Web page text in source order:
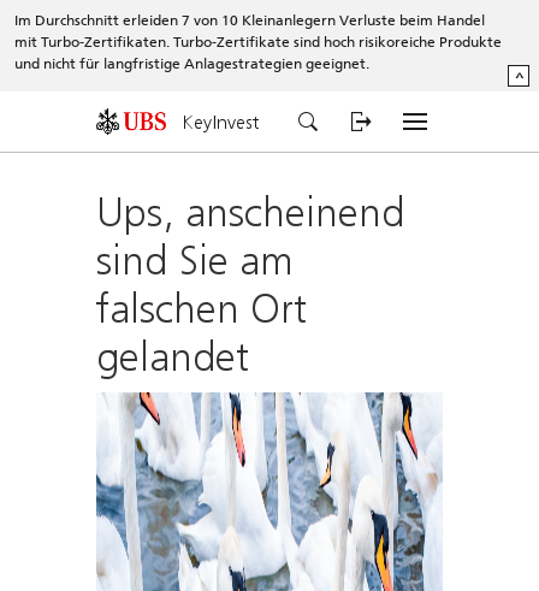
Im Durchschnitt erleiden 7 von 10 Kleinanlegern Verluste beim Handel
mit Turbo-Zertifikaten. Turbo-Zertifikate sind hoch risikoreiche Produkte
und nicht für langfristige Anlagestrategien geeignet.
^
KeyInvest
Ups, anscheinend
sind Sie am
falschen Ort
gelandet